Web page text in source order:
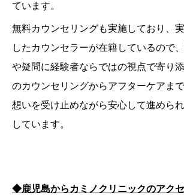
ています。​
無料カウンセリングも実施しており、
したカウンセラーが在籍しているので
や疑問に経験者ならではの視点で寄り
のカウンセリングからアフターケアま
想いを受け止めながら安心して進めら
しています。
◆鹿児島からカミノクリニックのアク